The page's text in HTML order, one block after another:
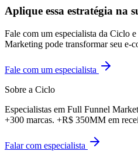
Aplique essa estratégia na
Fale com um especialista da Ciclo
Marketing pode transformar seu e-
Fale com um especialista
Sobre a Ciclo
Especialistas em Full Funnel
+300 marcas. +R$ 350MM em
Falar com especialista